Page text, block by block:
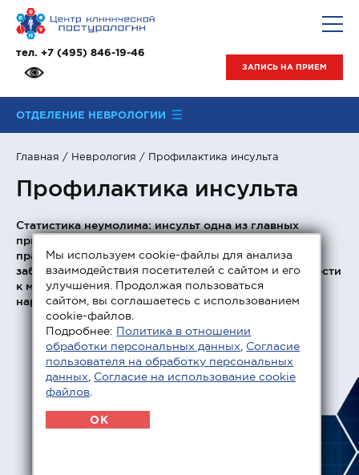
тел. +7 (495) 846-19-46
ЗАПИСЬ НА ПРИЕМ
ОТДЕЛЕНИЕ НЕВРОЛОГИИ
Главная / Неврология / Профилактика инсульта
Профилактика инсульта
Статистика неумолима: инсульт одна из главных
причин смертности в мире. Однако следуя простым
правилам, можно избежать этого грозного
заболевания. Профилактика инсульта позволяет свести
к минимуму риски, способные вызвать острое
нарушение мозгового кровообращения.
Мы используем cookie-файлы для анализа
взаимодействия посетителей с сайтом и его
улучшения. Продолжая пользоваться
сайтом, вы соглашаетесь с использованием
cookie-файлов.
Подробнее: Политика в отношении
обработки персональных данных Согласие
пользователя на обработку персональных
данных Согласие на использование cookie
файлов
OK